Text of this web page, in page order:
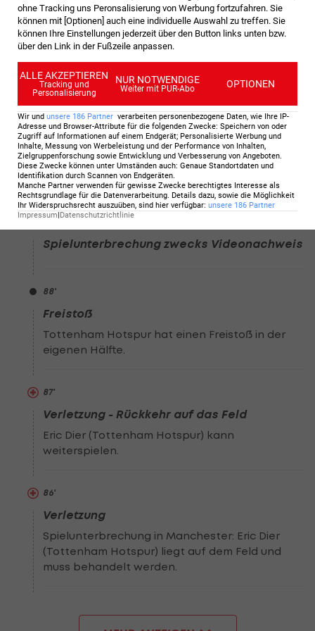
Elfmeter
Elfmeter für Manchester City!
90+1'
Spiel geht weiter
90+1'
Nachspielzeit: 7 Minuten
Spielunterbrechung zwecks Videonachweis
88'
Freistoß
Tottenham Hotspur hat einen Freistoß in der
eigenen Hälfte.
87'
Verletzung - Rückkehr auf das Feld
Eric Dier (Tottenham Hotspur) kann
weiterspielen.
86'
Verletzung
Spielunterbrechung in Manchester: Eric Dier
(Tottenham Hotspur) liegt auf dem Feld und
muss behandelt werden.
ohne Tracking uns Peronsalisierung von Werbung fortzufahren. Sie
können mit [Optionen] auch eine individuelle Auswahl zu treffen. Sie
können Ihre Einstellungen jederzeit über den Button links unten bzw.
über den Link in der Fußzeile anpassen.
ALLE AKZEPTIEREN
Tracking und
Personalisierung
NUR NOTWENDIGE
Weiter mit PUR-Abo OPTIONEN
Wir und unsere 186 Partner verarbeiten personenbezogene Daten, wie Ihre IP-
Adresse und Browser-Attribute für die folgenden Zwecke: Speichern von oder
Zugriff auf Informationen auf einem Endgerät; Personalisierte Werbung und
Inhalte, Messung von Werbeleistung und der Performance von Inhalten,
Zielgruppenforschung sowie Entwicklung und Verbesserung von Angeboten
Diese Zwecke können unter Umständen auch: Genaue Standortdaten und
Identifikation durch Scannen von Endgeräten
Manche Partner verwenden für gewisse Zwecke berechtigtes Interesse als
Rechtsgrundlage für die Datenverarbeitung. Details dazu, sowie die Möglichkeit
Ihr Widerspruchsrecht auszuüben, sind hier verfügbar: unsere 186 Partner
Impressum|Datenschutzrichtlinie